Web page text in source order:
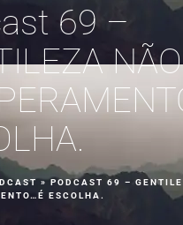
69 –
»PODCAST 69 –
ESCOLHA.